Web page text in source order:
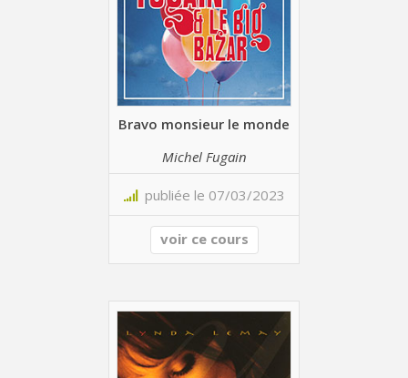
Bravo monsieur le monde
Michel Fugain
publiée le 07/03/2023
voir ce cours